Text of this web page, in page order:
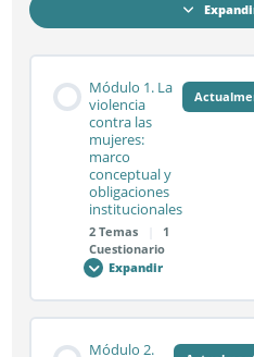
Módulo 1. La
violencia
contra las
mujeres:
marco
conceptual y
obligaciones
institucionales
2 Temas
1
Cuestionario
Expandir
Módulo
La
violencia
las
Módulo 2.